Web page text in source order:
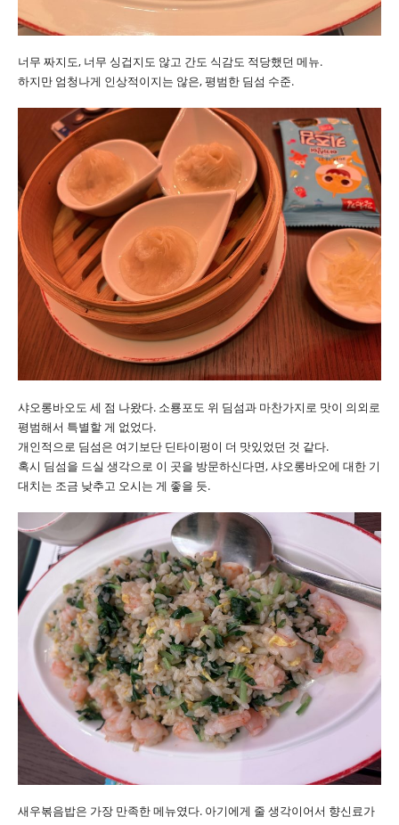
너무 짜지도, 너무 싱겁지도 않고 간도 식감도 적당했던 메뉴.
하지만 엄청나게 인상적이지는 않은, 평범한 딤섬 수준.
샤오롱바오도 세 점 나왔다. 소룡포도 위 딤섬과 마찬가지로 맛이 의외로
평범해서 특별할 게 없었다.
개인적으로 딤섬은 여기보단 딘타이펑이 더 맛있었던 것 같다.
혹시 딤섬을 드실 생각으로 이 곳을 방문하신다면, 샤오롱바오에 대한 기
대치는 조금 낮추고 오시는 게 좋을 듯.
새우볶음밥은 가장 만족한 메뉴였다. 아기에게 줄 생각이어서 향신료가